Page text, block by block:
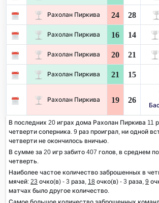
Рахолан Пиркива 24 28
Рахолан Пиркива 16 14
Рахолан Пиркива 20 21
Рахолан Пиркива 21 15
Рахолан Пиркива 19 26
В последних 20 играх дома Рахолан Пиркива 11
четверти соперника. 9 раз проиграл, ни одной
четверти не окончилось вничью.
В сумме за 20 игр забито 407 голов, в среднем
четверть.
Наиболее частое количество заброшенных в
мячей: 23 очко(в) - 3 раза, 18 очко(в) - 3 раза, 9
матчах было другое количество.